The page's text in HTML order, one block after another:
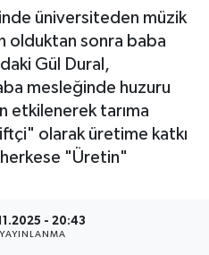
üniversiteden müzik
olduktan sonra baba
Gül Dural,
mesleğinde huzuru
etkilenerek tarıma
olarak üretime katkı
"Üretin"
- 20:43
YAYINLANMA